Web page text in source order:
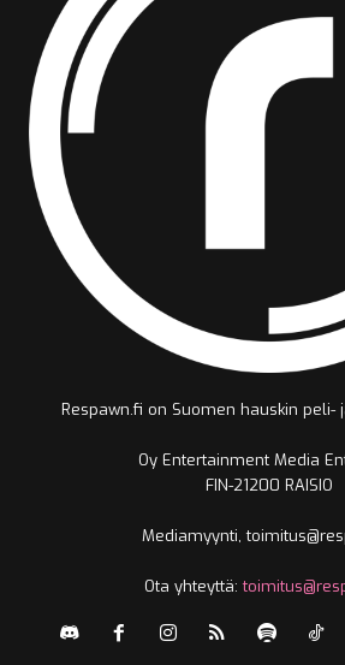
Respawn.fi on Suomen hauskin peli-
Oy Entertainment Media
FIN-21200 RAISIO
Mediamyynti,
Ota yhteyttä: